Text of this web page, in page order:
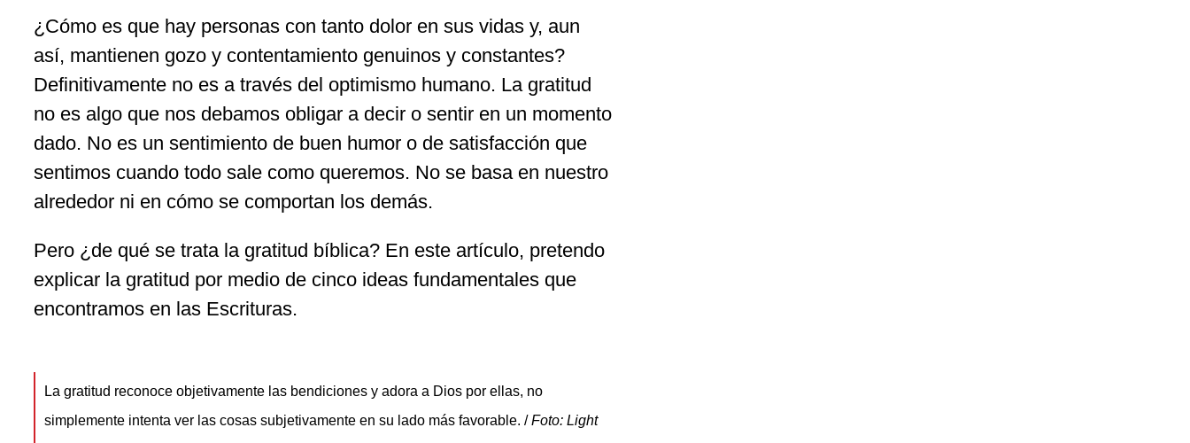
¿Cómo es que hay personas con tanto dolor en sus vidas y, aun
así, mantienen gozo y contentamiento genuinos y constantes?
Definitivamente no es a través del optimismo humano. La gratitud
no es algo que nos debamos obligar a decir o sentir en un momento
dado. No es un sentimiento de buen humor o de satisfacción que
sentimos cuando todo sale como queremos. No se basa en nuestro
alrededor ni en cómo se comportan los demás.
Pero ¿de qué se trata la gratitud bíblica? En este artículo, pretendo
explicar la gratitud por medio de cinco ideas fundamentales que
encontramos en las Escrituras.
La gratitud reconoce objetivamente las bendiciones y adora a Dios por ellas, no
simplemente intenta ver las cosas subjetivamente en su lado más favorable. /Foto: Light